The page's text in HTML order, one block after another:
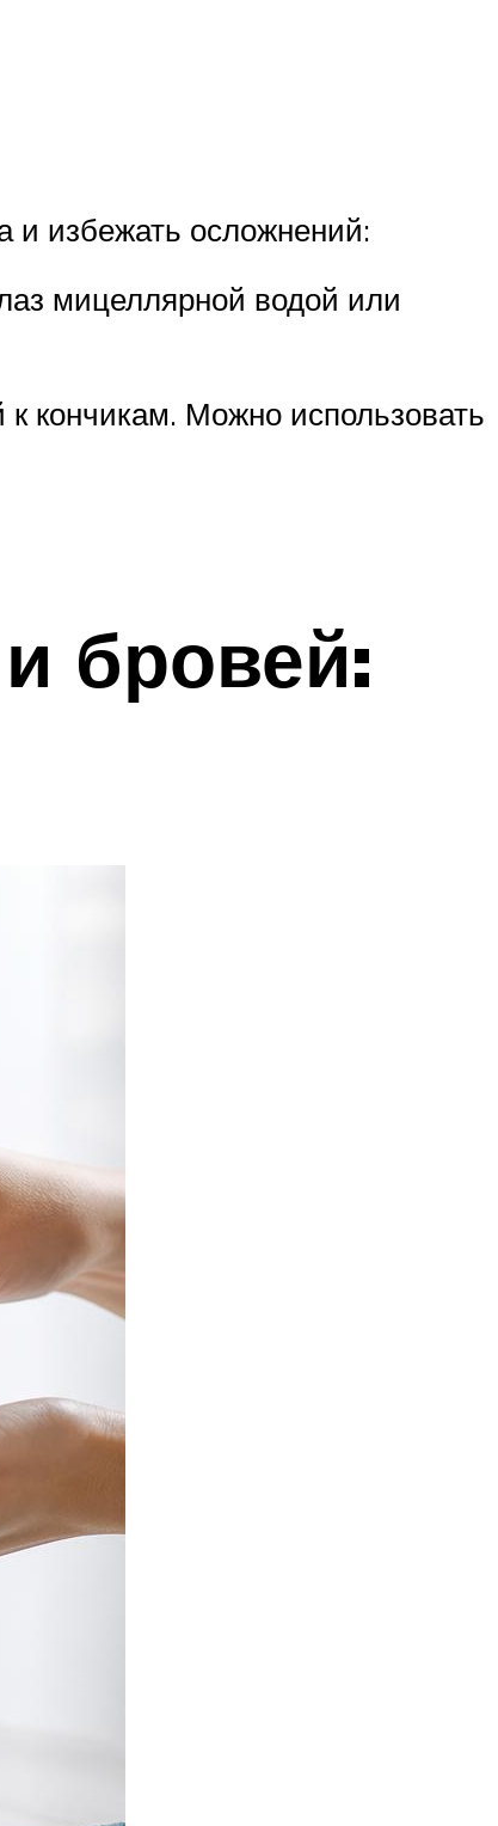
и избежать осложнений:
мицеллярной водой или
к кончикам. Можно использовать
бровей: